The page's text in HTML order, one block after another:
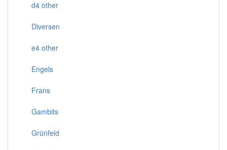
d4 other
Diversen
e4 other
Engels
Frans
Gambits
Grünfeld